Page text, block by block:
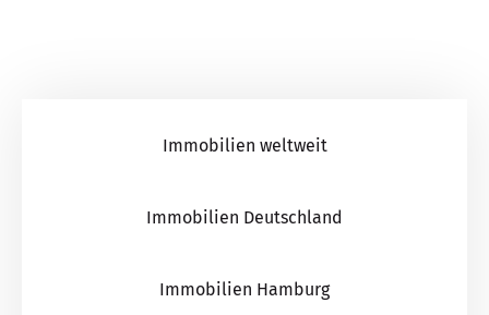
Immobilien weltweit
Immobilien Deutschland
Immobilien Hamburg